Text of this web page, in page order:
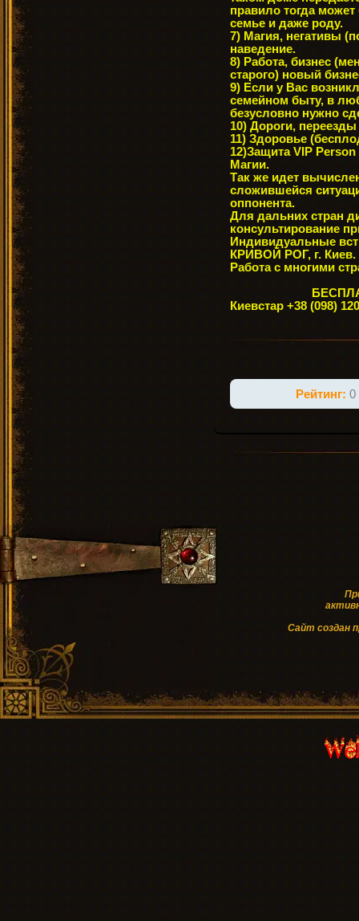
правило тогда
семье и даже роду.
7) Магия, негативы
наведение.
8) Работа, бизнес
старого) новый
9) Если у Вас
семейном быту, в
безусловно нужно
10) Дороги, переезды
11) Здоровье
12)Защита VIP
Магии.
Так же идет
сложившейся
оппонента.
Для дальних стран
консультирование
Индивидуальные
КРИВОЙ РОГ, г. Киев.
Работа с многими
Киевстар +38 (098)
Рейтинг: 0
Cайт создан